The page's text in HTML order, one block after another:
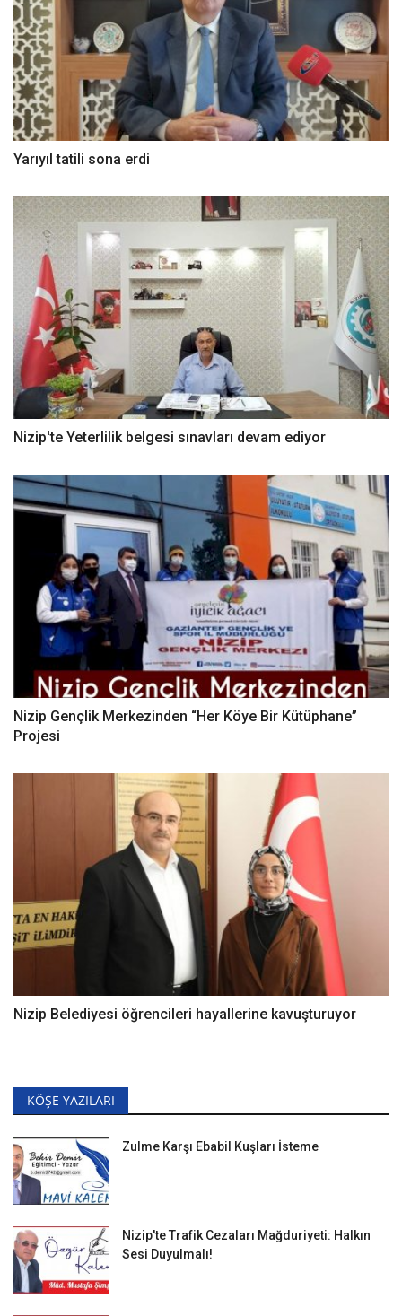
Yarıyıl tatili sona erdi
Nizip'te Yeterlilik belgesi sınavları devam ediyor
Nizip Gençlik Merkezinden “Her Köye Bir Kütüphane”
Projesi
Nizip Belediyesi öğrencileri hayallerine kavuşturuyor
KÖŞE YAZILARI
Zulme Karşı Ebabil Kuşları İsteme
Nizip'te Trafik Cezaları Mağduriyeti: Halkın
Sesi Duyulmalı!